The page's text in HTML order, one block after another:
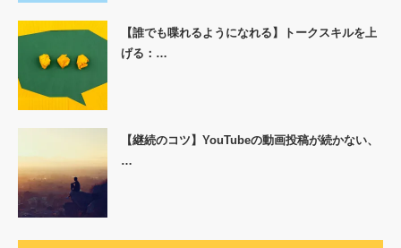
【誰でも喋れるようになれる】トークスキルを上
げる：…
【継続のコツ】YouTubeの動画投稿が続かない、
…